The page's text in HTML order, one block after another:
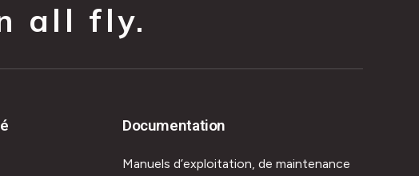
all fly.
Documentation
Manuels d’exploitation, de maintenance